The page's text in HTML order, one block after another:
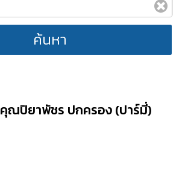
ค้นหา
คุณปิยาพัชร ปกครอง (ปาร์มี่)